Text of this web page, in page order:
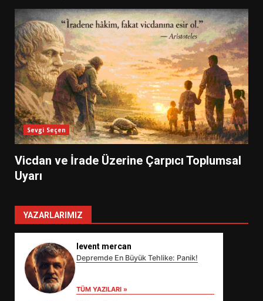
Sevgi Seçen
Vicdan ve İrade Üzerine Çarpıcı Toplumsal
Uyarı
YAZARLARIMIZ
levent mercan
Depremde En Büyük Tehlike: Panik!
TÜM YAZILARI »